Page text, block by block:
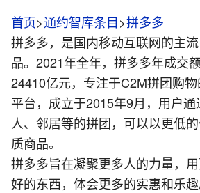
首页>通约智库条目>拼多多
拼多多，是国内移动互联网的主
品。2021年全年，拼多多年成交
24410亿元，专注于C2M拼团购
平台，成立于2015年9月，用户
人、邻居等的拼团，可以以更低
质商品。
拼多多旨在凝聚更多人的力量，
好的东西，体会更多的实惠和乐